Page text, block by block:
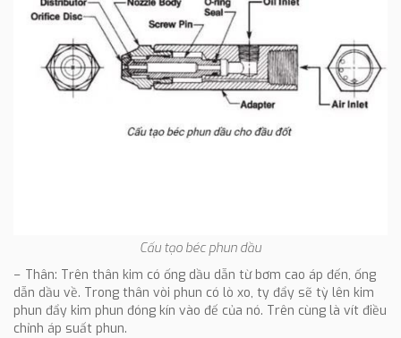
Cấu tạo béc phun dầu
− Thân: Trên thân kim có ống dầu dẫn từ bơm cao áp đến, ống
dẫn dầu về. Trong thân vòi phun có lò xo, ty đẩy sẽ tỳ lên kim
phun đẩy kim phun đóng kín vào đế của nó. Trên cùng là vít điều
chỉnh áp suất phun.